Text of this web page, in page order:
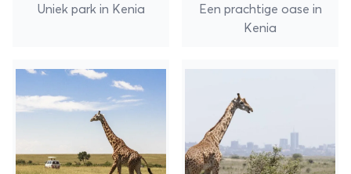
Uniek park in Kenia
Een prachtige oase in
Kenia